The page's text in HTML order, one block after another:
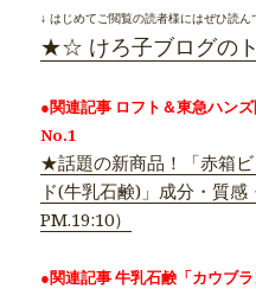
↓ はじめてご閲覧の読者様にはぜひ読ん
★☆ けろ子ブログの
●関連記事 ロフト＆東急ハン
No.1
★話題の新商品！「赤箱
ド(牛乳石鹸)」成分・質
PM.19:10）
●関連記事 牛乳石鹸「カウブ